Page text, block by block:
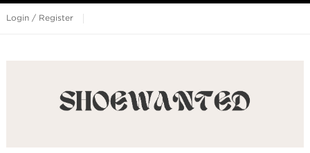
Login / Register